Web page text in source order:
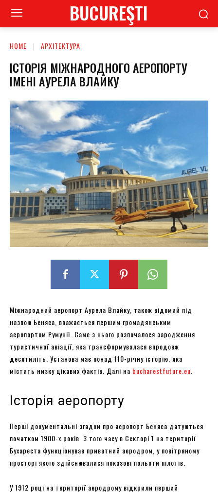
BUCUREŞTI
HOME АРХІТЕКТУРА
ІСТОРІЯ МІЖНАРОДНОГО АЕРОПОРТУ
ІМЕНІ АУРЕЛА ВЛАЙКУ
Міжнародний аеропорт Аурела Влайку, також відомий під
назвою Беняса, вважається першим громадянським
аеропортом Румунії. Саме з нього розпочалося зародження
туристичної авіації, яка трансформувалася впродовж
десятиліть. Установа має понад 110-річну історію, яка
містить низку цікавих фактів. Далі на bucharestfuture.eu
Історія аеропорту
Перші документальні згадки про аеропорт Беняса датуються
початком 1900-х років. З того часу в Секторі 1 на території
Бухареста функціонував приватний аеродром, у повітряному
просторі якого здійснювалися показові польоти пілотів.
У 1912 році на території аеродрому відкрили перший